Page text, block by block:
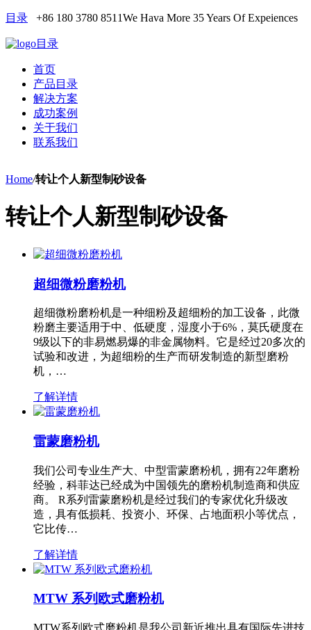
目录 +86 180 3780 8511We Hava More 35 Years Of Expeiences
目录
首页
产品目录
解决方案
成功案例
关于我们
联系我们
Home/转让个人新型制砂设备
转让个人新型制砂设备
超细微粉磨粉机
超细微粉磨粉机是一种细粉及超细粉的加工设备，此微
粉磨主要适用于中、低硬度，湿度小于6%，莫氏硬度在
9级以下的非易燃易爆的非金属物料。它是经过20多次的
试验和改进，为超细粉的生产而研发制造的新型磨粉
机，…
了解详情
雷蒙磨粉机
我们公司专业生产大、中型雷蒙磨粉机，拥有22年磨粉
经验，科菲达已经成为中国领先的磨粉机制造商和供应
商。 R系列雷蒙磨粉机是经过我们的专家优化升级改
造，具有低损耗、投资小、环保、占地面积小等优点，
它比传…
了解详情
MTW 系列欧式磨粉机